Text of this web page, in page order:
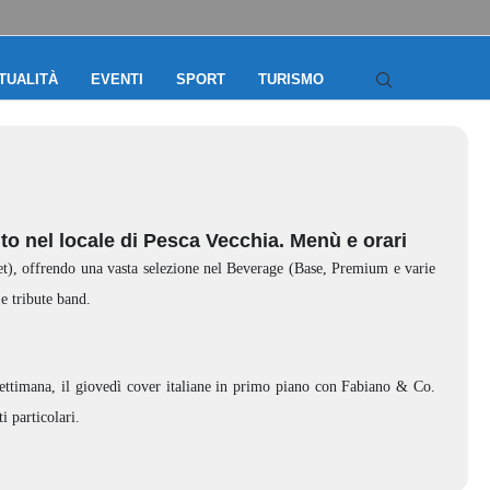
EVENTI SPORT TURISMO
nel locale di Pesca Vecchia. Menù e orari
offrendo una vasta selezione nel Beverage (Base, Premium e varie
tribute band.
il giovedì cover italiane in primo piano con Fabiano & Co.
particolari.